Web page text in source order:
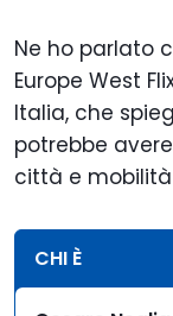
Ne ho parlato
Europe West
Italia, che
potrebbe
città e
CHI È